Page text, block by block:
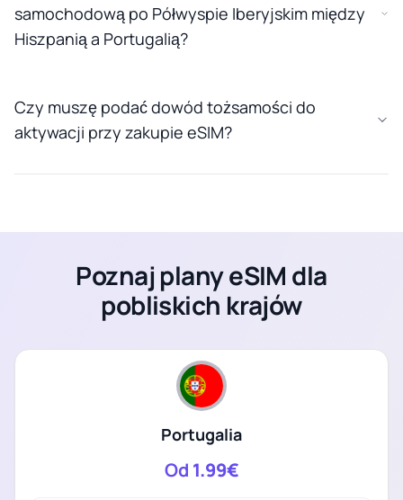
samochodową po Półwyspie Iberyjskim między
Hiszpanią a Portugalią?
Czy muszę podać dowód tożsamości do
aktywacji przy zakupie eSIM?
Poznaj plany eSIM dla
pobliskich krajów
Portugalia
Od 1.99€